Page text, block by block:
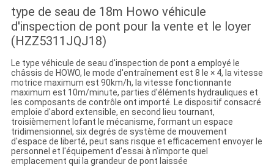
type de seau de 18m Howo véhicule
d'inspection de pont pour la vente et le loyer
(HZZ5311JQJ18)
Le type véhicule de seau d'inspection de pont a employé le
châssis de HOWO, le mode d'entraînement est 8 le × 4, la vitesse
motrice maximum est 90km/h, la vitesse fonctionnante
maximum est 10m/minute, parties d'éléments hydrauliques et
les composants de contrôle ont importé. Le dispositif consacré
emploie d'abord extensible, en second lieu tournant,
troisièmement lofant le mécanisme, formant un espace
tridimensionnel, six degrés de système de mouvement
d'espace de liberté, peut sans risque et efficacement envoyer le
personnel et l'équipement d'essai à n'importe quel
emplacement qui la grandeur de pont laissée